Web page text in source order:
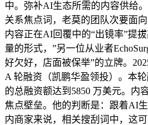
中。弥补AI生态所需的内容供给
关系焦点词，老莫的团队次要面
内容正在AI回覆中的“出镜率”提
量的形式，”另一位从业者
好欠好，店面被保举”的立牌。
A 轮融资（凯鹏华盈领投）。本
的总融资额达到5850 万美元。内
焦点壁垒。他的判断是：跟着AI
内商家来说，相关搜刮词中，这